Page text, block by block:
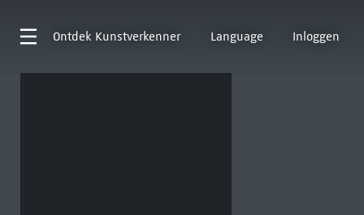
Ontdek Kunstverkenner Language Inloggen